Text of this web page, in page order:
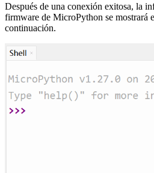
Después de una conexión exitosa, la
firmware de MicroPython se mostrará
continuación.